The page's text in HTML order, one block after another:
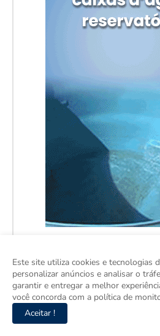
Este site utiliza cookies e tecnologias
personalizar anúncios e analisar o
garantir e entregar a melhor
você concorda com a política de
Aceitar !